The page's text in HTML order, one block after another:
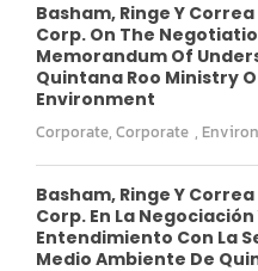
Basham, Ringe Y
Corp. On The
Memorandum Of
Quintana Roo Ministry
Environment
Corporate, Corporate ,
Basham, Ringe Y
Corp. En La
Entendimiento Con La
Medio Ambiente De